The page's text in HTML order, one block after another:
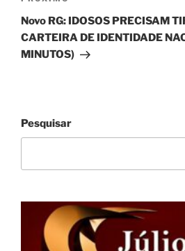
post
Novo RG: IDOSOS PRECISAM
CARTEIRA DE IDENTIDADE
MINUTOS)
Pesquisar